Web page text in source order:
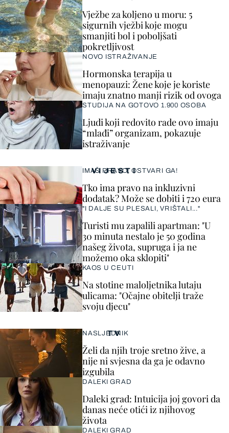
VIJESTI
IMAŠ PRAVO, OSTVARI GA!
Tko ima pravo na inkluzivni
dodatak? Može se dobiti i 720 eura
"I DALJE SU PLESALI, VRIŠTALI..."
Turisti mu zapalili apartman: "U
30 minuta nestalo je 50 godina
našeg života, supruga i ja ne
možemo oka sklopiti"
KAOS U CEUTI
Na stotine maloljetnika lutaju
ulicama: "Očajne obitelji traže
svoju djecu"
Vježbe za koljeno u moru: 5
sigurnih vježbi koje mogu
smanjiti bol i poboljšati
pokretljivost
NOVO ISTRAŽIVANJE
Hormonska terapija u
menopauzi: Žene koje je koriste
imaju znatno manji rizik od ovoga
STUDIJA NA GOTOVO 1.900 OSOBA
Ljudi koji redovito rade ovo imaju
“mlađi” organizam, pokazuje
istraživanje
TV
NASLJEDNIK
Želi da njih troje sretno žive, a
nije ni svjesna da ga je odavno
izgubila
DALEKI GRAD
Daleki grad: Intuicija joj govori da
danas neće otići iz njihovog
života
DALEKI GRAD